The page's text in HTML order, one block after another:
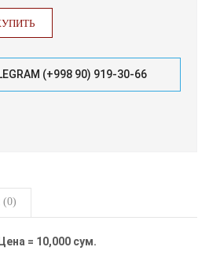
(+998 90) 919-30-66
(0)
Цена = 10,000 сум.